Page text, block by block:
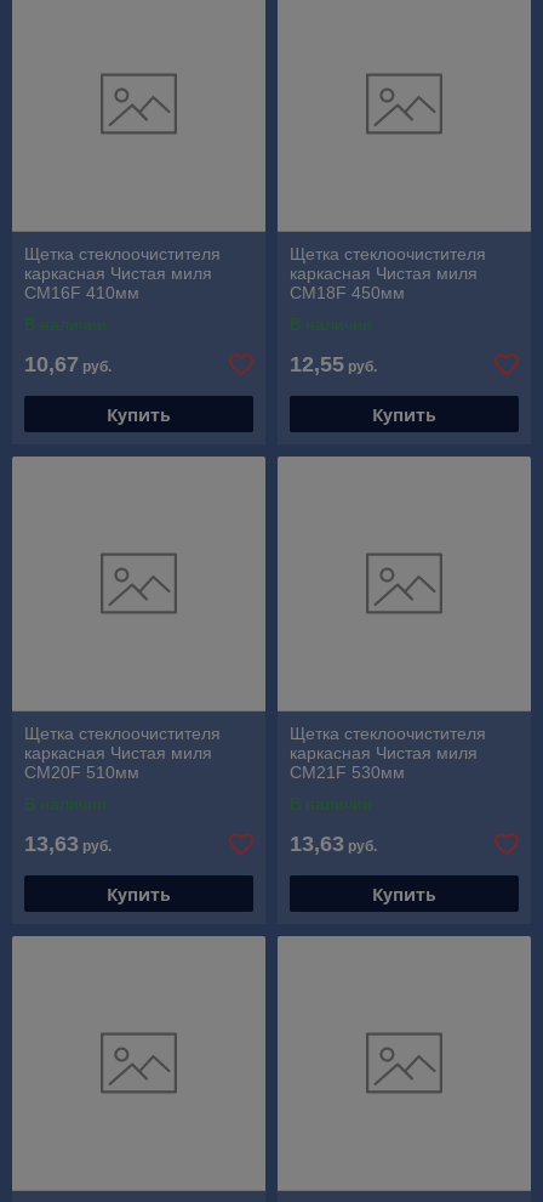
Щетка стеклоочистителя
каркасная Чистая миля
CM16F 410мм
В наличии
10,67 руб.
Купить
Щетка стеклоочистителя
каркасная Чистая миля
CM18F 450мм
В наличии
12,55 руб.
Купить
Щетка стеклоочистителя
каркасная Чистая миля
CM20F 510мм
В наличии
13,63 руб.
Купить
Щетка стеклоочистителя
каркасная Чистая миля
CM21F 530мм
В наличии
13,63 руб.
Купить